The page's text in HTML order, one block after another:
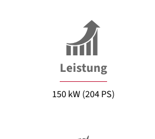
Leistung
150 kW (204 PS)